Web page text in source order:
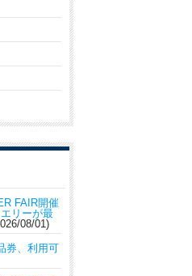
FAIR開催
リーが最
08/01
券、利用可